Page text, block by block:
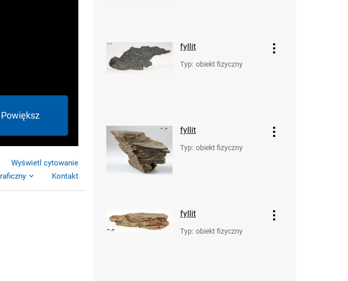
Powiększ
Wyświetl cytowanie
Kontakt
fyllit
Typ: obiekt fizyczny
fyllit
Typ: obiekt fizyczny
fyllit
Typ: obiekt fizyczny